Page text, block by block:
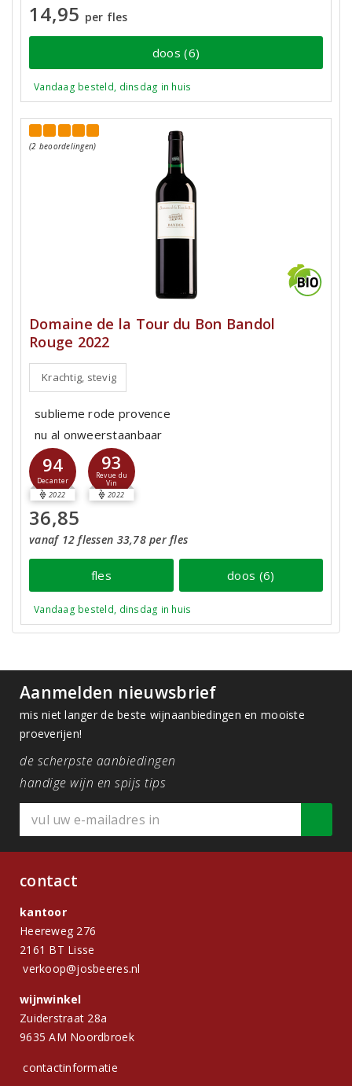
14,95 per fles
doos (6)
Vandaag besteld, dinsdag in huis
(2 beoordelingen)
Domaine de la Tour du Bon Bandol
Rouge 2022
Krachtig, stevig
sublieme rode provence
nu al onweerstaanbaar
94
Decanter
2022
93
Revue du
Vin
2022
36,85
vanaf 12 flessen 33,78 per fles
fles doos (6)
Vandaag besteld, dinsdag in huis
Aanmelden nieuwsbrief
mis niet langer de beste wijnaanbiedingen en mooiste
proeverijen!
de scherpste aanbiedingen
handige wijn en spijs tips
contact
kantoor
Heereweg 276
2161 BT Lisse
verkoop@josbeeres.nl
wijnwinkel
Zuiderstraat 28a
9635 AM Noordbroek
contactinformatie